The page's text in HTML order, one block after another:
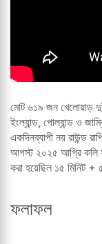
মোট ৬১৯ জন খেলোয়াড়
ইংল্যান্ড, পোল্যান্ড ও
একদিনব্যাপী নয় রাউন্ড
আগস্ট ২০২৫ আগ্রি কলি
করা হয়েছিল ১৫ মিনিট +
ফলাফল